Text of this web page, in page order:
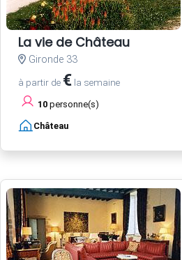
La vie de Château
Gironde 33
à partir de € la semaine
10 personne(s)
Château